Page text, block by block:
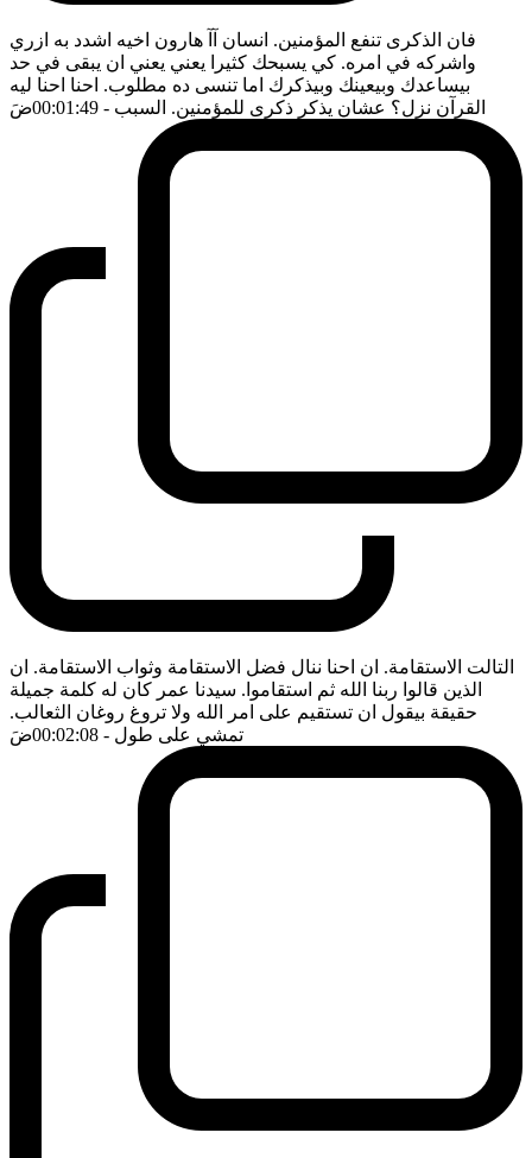
فان الذكرى تنفع المؤمنين. انسان آآ هارون اخيه اشدد به ازري
واشركه في امره. كي يسبحك كثيرا يعني يعني ان يبقى في حد
بيساعدك وبيعينك وبيذكرك اما تنسى ده مطلوب. احنا احنا ليه
القرآن نزل؟ عشان يذكر ذكرى للمؤمنين. السبب - 00:01:49 ضَ
التالت الاستقامة. ان احنا ننال فضل الاستقامة وثواب الاستقامة. ان
الذين قالوا ربنا الله ثم استقاموا. سيدنا عمر كان له كلمة جميلة
حقيقة بيقول ان تستقيم على امر الله ولا تروغ روغان الثعالب.
تمشي على طول - 00:02:08 ضَ